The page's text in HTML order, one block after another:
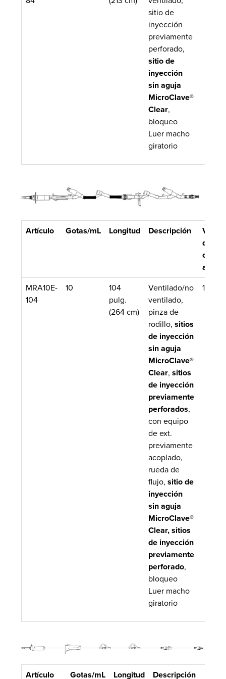
sitio de
inyección
previamente
perforado,
sitio de
inyección
sin aguja
MicroClave®
Clear,
bloqueo
Luer macho
giratorio
Artículo Gotas/mL Longitud Descripción
de
aprox.
MRA10E-
104
10
104
pulg.
(264 cm)
Ventilado/no
ventilado,
pinza de
rodillo, sitios
de inyección
sin aguja
MicroClave®
Clear, sitios
de inyección
previamente
perforados,
con equipo
de ext.
previamente
acoplado,
rueda de
flujo, sitio de
inyección
sin aguja
MicroClave®
Clear, sitios
de inyección
previamente
perforado,
bloqueo
Luer macho
giratorio
13.4
Artículo Gotas/mL Longitud Descripción